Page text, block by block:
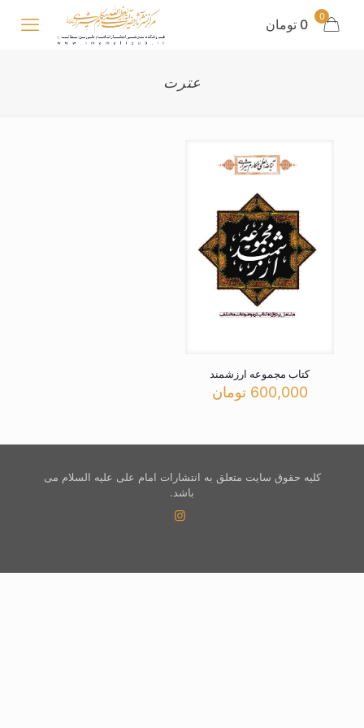
0 0 تومان
عترت
کتاب مجموعه ارزشمند
600,000 تومان
کلیه حقوق سایت متعلق به انتشارات امام علی علیه السلام می
باشد.